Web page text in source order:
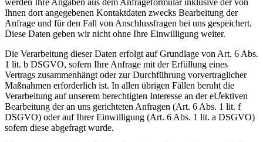
werden Ihre Angaben aus dem Anfrageformular inklusive der von
Ihnen dort angegebenen Kontaktdaten zwecks Bearbeitung der
Anfrage und für den Fall von Anschlussfragen bei uns gespeichert.
Diese Daten geben wir nicht ohne Ihre Einwilligung weiter.
Die Verarbeitung dieser Daten erfolgt auf Grundlage von Art. 6 Abs.
1 lit. b DSGVO, sofern Ihre Anfrage mit der Erfüllung eines
Vertrags zusammenhängt oder zur Durchführung vorvertraglicher
Maßnahmen erforderlich ist. In allen übrigen Fällen beruht die
Verarbeitung auf unserem berechtigten Interesse an der eƯektiven
Bearbeitung der an uns gerichteten Anfragen (Art. 6 Abs. 1 lit. f
DSGVO) oder auf Ihrer Einwilligung (Art. 6 Abs. 1 lit. a DSGVO)
sofern diese abgefragt wurde.